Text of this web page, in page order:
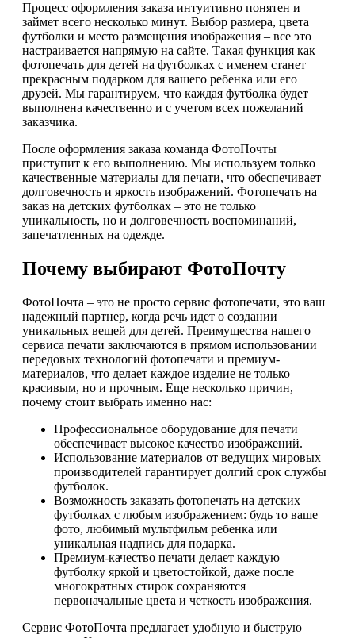
Процесс оформления заказа интуитивно понятен и
займет всего несколько минут. Выбор размера, цвета
футболки и место размещения изображения – все это
настраивается напрямую на сайте. Такая функция как
фотопечать для детей на футболках с именем станет
прекрасным подарком для вашего ребенка или его
друзей. Мы гарантируем, что каждая футболка будет
выполнена качественно и с учетом всех пожеланий
заказчика.
После оформления заказа команда ФотоПочты
приступит к его выполнению. Мы используем только
качественные материалы для печати, что обеспечивает
долговечность и яркость изображений. Фотопечать на
заказ на детских футболках – это не только
уникальность, но и долговечность воспоминаний,
запечатленных на одежде.
Почему выбирают ФотоПочту
ФотоПочта – это не просто сервис фотопечати, это ваш
надежный партнер, когда речь идет о создании
уникальных вещей для детей. Преимущества нашего
сервиса печати заключаются в прямом использовании
передовых технологий фотопечати и премиум-
материалов, что делает каждое изделие не только
красивым, но и прочным. Еще несколько причин,
почему стоит выбрать именно нас:
Профессиональное оборудование для печати
обеспечивает высокое качество изображений.
Использование материалов от ведущих мировых
производителей гарантирует долгий срок службы
футболок.
Возможность заказать фотопечать на детских
футболках с любым изображением: будь то ваше
фото, любимый мультфильм ребенка или
уникальная надпись для подарка.
Премиум-качество печати делает каждую
футболку яркой и цветостойкой, даже после
многократных стирок сохраняются
первоначальные цвета и четкость изображения.
Сервис ФотоПочта предлагает удобную и быструю